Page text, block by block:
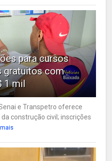
para cursos
gratuitos com
1 mil
e Transpetro oferece
construção civil; inscrições